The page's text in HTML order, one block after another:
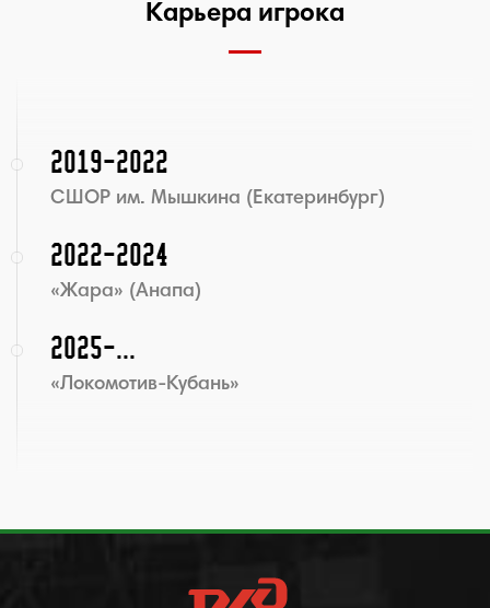
Карьера игрока
2019-2022
СШОР им. Мышкина (Екатеринбург)
2022-2024
«Жара» (Анапа)
2025-...
«Локомотив-Кубань»